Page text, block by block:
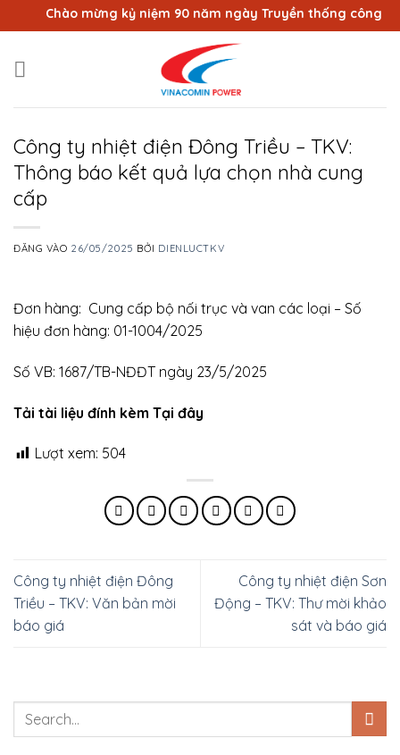
qua
dung
Chào mừng kỷ niệm 90 năm ngày Truyền thống công
Công ty nhiệt điện Đông Triều – TKV:
Thông báo kết quả lựa chọn nhà cung
cấp
ĐĂNG VÀO 26/05/2025 BỞI DIENLUCTKV
Đơn hàng: Cung cấp bộ nối trục và van các loại – Số
hiệu đơn hàng: 01-1004/2025
Số VB: 1687/TB-NĐĐT ngày 23/5/2025
Tải tài liệu đính kèm Tại đây
Lượt xem: 504
Công ty nhiệt điện Đông
Triều – TKV: Văn bản mời
báo giá
Công ty nhiệt điện Sơn
Động – TKV: Thư mời khảo
sát và báo giá